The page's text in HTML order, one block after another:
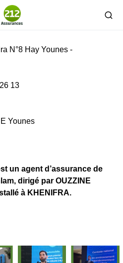
N°8 Hay Younes -
13
Younes
un agent d’assurance de
dirigé par OUZZINE
à KHENIFRA.